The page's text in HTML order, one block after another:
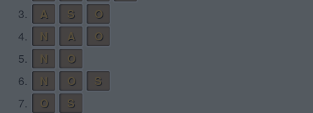
3.
A S
O
4.
N A
O
5.
N
O
6.
N O
S
7.
O
S